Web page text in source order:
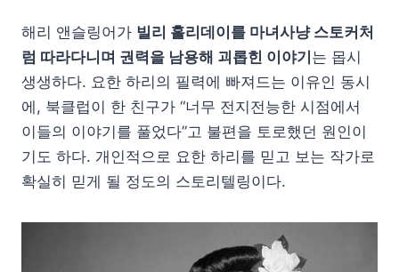
해리 앤슬링어가 빌리 홀리데이를 마녀사냥 스토커처
럼 따라다니며 권력을 남용해 괴롭힌 이야기는 몹시
생생하다. 요한 하리의 필력에 빠져드는 이유인 동시
에, 북클럽이 한 친구가 “너무 전지전능한 시점에서
이들의 이야기를 풀었다”고 불편을 토로했던 원인이
기도 하다. 개인적으로 요한 하리를 믿고 보는 작가로
확실히 믿게 될 정도의 스토리텔링이다.